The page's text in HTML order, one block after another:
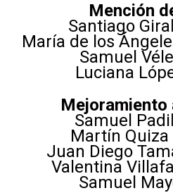
Mención
Santiago
María de los
Samuel
Luciana
Mejoramiento
Samuel
Martín Quiza
Juan Diego
Valentina
Samuel